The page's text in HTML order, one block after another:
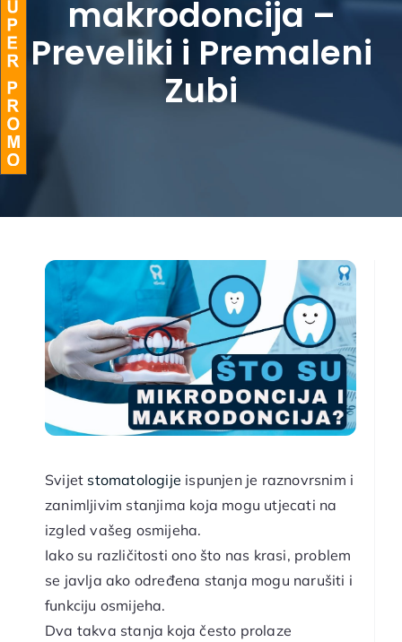
BLOG
makrodoncija –
Preveliki i Premaleni
Zubi
Svijet stomatologije ispunjen je raznovrsnim i
zanimljivim stanjima koja mogu utjecati na
izgled vašeg osmijeha.
Iako su različitosti ono što nas krasi, problem
se javlja ako određena stanja mogu narušiti i
funkciju osmijeha.
Dva takva stanja koja često prolaze